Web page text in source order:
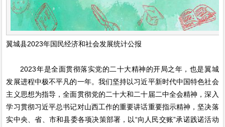
翼城县2023年国民经济和社会发展统计公报
2023年是全面贯彻落实党的二十大精神的开局之年，也是翼城
发展进程中极不平凡的一年。我们坚持以习近平新时代中国特色社会
主义思想为指导，全面贯彻党的二十大和二十届二中全会精神，深入
学习贯彻习近平总书记对山西工作的重要讲话重要指示精神，坚决落
实中央、省、市和县委各项决策部署，以“向人民交账”承诺践诺活动